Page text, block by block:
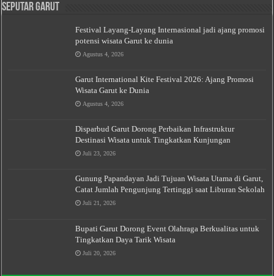
Seputar Garut
Festival Layang-Layang Internasional jadi ajang promosi
potensi wisata Garut ke dunia
Agustus 4, 2026
Garut International Kite Festival 2026: Ajang Promosi
Wisata Garut ke Dunia
Agustus 4, 2026
Disparbud Garut Dorong Perbaikan Infrastruktur
Destinasi Wisata untuk Tingkatkan Kunjungan
Juli 23, 2026
Gunung Papandayan Jadi Tujuan Wisata Utama di Garut,
Catat Jumlah Pengunjung Tertinggi saat Liburan Sekolah
Juli 21, 2026
Bupati Garut Dorong Event Olahraga Berkualitas untuk
Tingkatkan Daya Tarik Wisata
Juli 20, 2026